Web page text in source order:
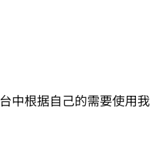
中根据自己的需要使用我